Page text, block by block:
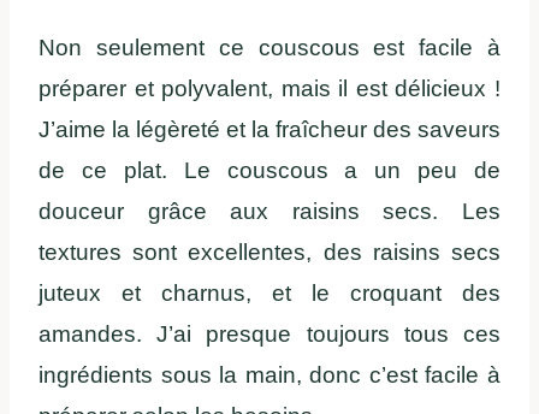
Non seulement ce couscous est facile à
préparer et polyvalent, mais il est délicieux !
J’aime la légèreté et la fraîcheur des saveurs
de ce plat. Le couscous a un peu de
douceur grâce aux raisins secs. Les
textures sont excellentes, des raisins secs
juteux et charnus, et le croquant des
amandes. J’ai presque toujours tous ces
ingrédients sous la main, donc c’est facile à